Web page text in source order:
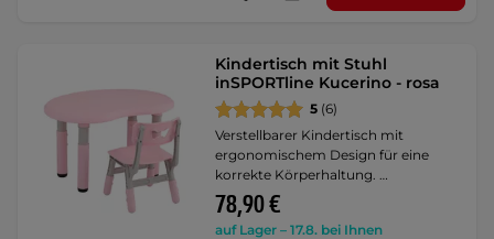
Kindertisch mit Stuhl
inSPORTline Kucerino - rosa
5 (6)
Verstellbarer Kindertisch mit
ergonomischem Design für eine
korrekte Körperhaltung. …
78,90 €
auf Lager – 17.8. bei Ihnen